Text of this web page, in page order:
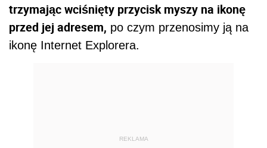
trzymając wciśnięty przycisk myszy na ikonę
przed jej adresem, po czym przenosimy ją na
ikonę Internet Explorera.
REKLAMA